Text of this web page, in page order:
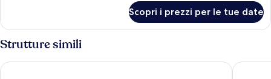
Terra
Comfort
-
Piano
Terra
Scopri i prezzi per le tue date
Strutture simili
Forte16 View & Spa 25hours